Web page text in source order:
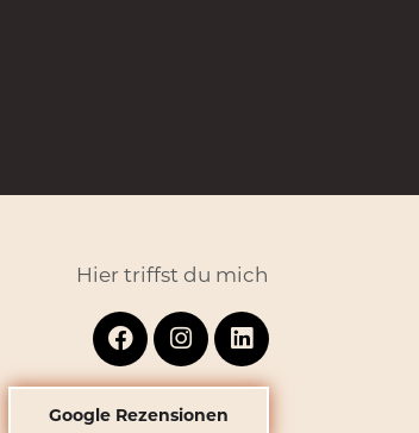
Hier triffst du mich
Google Rezensionen